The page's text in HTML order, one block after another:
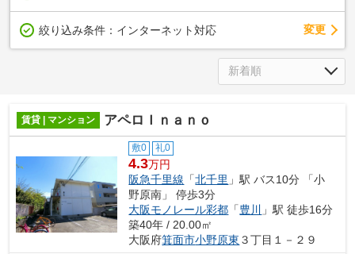
絞り込み条件： インターネット対応 変更
賃貸 | マンション アペロＩｎａｎｏ
敷0 礼0
4.3万円
阪急千里線 「北千里 」駅 バス10分 「小
野原南」 停歩3分
大阪モノレール彩都 「豊川
」駅 徒歩16分
築40年 / 20.00㎡
大阪府箕面市小野原東 ３丁目１－２９